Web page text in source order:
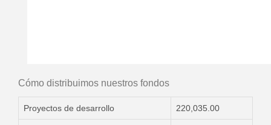
Cómo distribuimos nuestros fondos
Proyectos de desarrollo 220,035.00